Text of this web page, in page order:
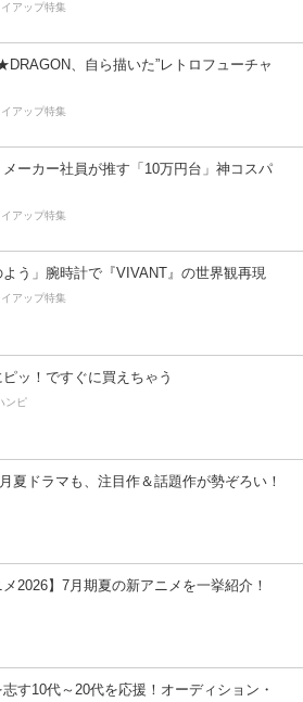
アップ特集
、自ら描いた”レトロフューチャ
アップ特集
メーカー社員が推す「10万円台」神コスパ
アップ特集
よう」腕時計で『VIVANT』の世界観再現
アップ特集
ッ！ですぐに買えちゃう
ンピ
夏ドラマも、注目作＆話題作が勢ぞろい！
メ2026】7月期夏の新アニメを一挙紹介！
す10代～20代を応援！オーディション・